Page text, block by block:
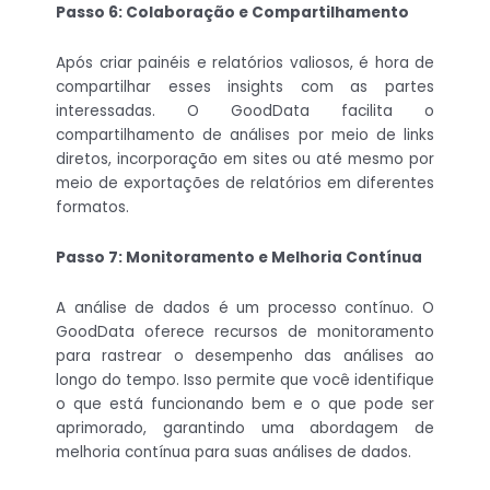
Passo 6: Colaboração e Compartilhamento
Após criar painéis e relatórios valiosos, é hora de
compartilhar esses insights com as partes
interessadas. O GoodData facilita o
compartilhamento de análises por meio de links
diretos, incorporação em sites ou até mesmo por
meio de exportações de relatórios em diferentes
formatos.
Passo 7: Monitoramento e Melhoria Contínua
A análise de dados é um processo contínuo. O
GoodData oferece recursos de monitoramento
para rastrear o desempenho das análises ao
longo do tempo. Isso permite que você identifique
o que está funcionando bem e o que pode ser
aprimorado, garantindo uma abordagem de
melhoria contínua para suas análises de dados.